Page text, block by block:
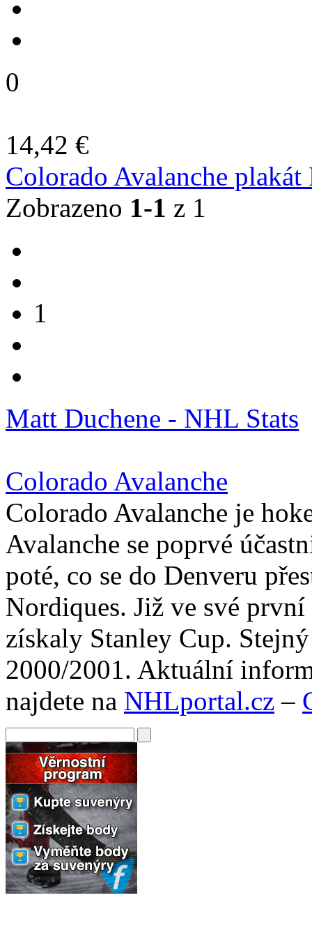
0
14,42 €
Colorado Avalanche plakát
Zobrazeno 1-1 z 1
1
Matt Duchene - NHL Stats
Colorado Avalanche
Colorado Avalanche je
Avalanche se poprvé
poté, co se do Denveru
Nordiques. Již ve své
získaly Stanley Cup.
2000/2001. Aktuální
najdete na NHLportal.cz –